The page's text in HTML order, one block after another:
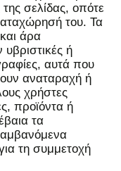
της σελίδας, οπότε
του. Τα
άρα
υβριστικές ή
αυτά που
αναταραχή ή
χρήστες
προϊόντα ή
τα
τη συμμετοχή